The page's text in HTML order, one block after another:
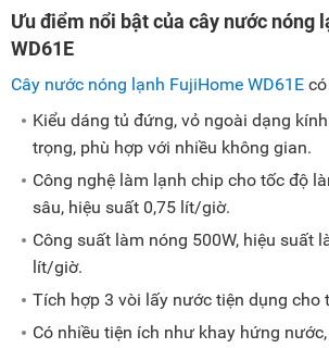
Ưu điểm nổi bật của cây nước nóng
WD61E
Cây nước nóng lạnh FujiHome WD61E
Kiểu dáng tủ đứng, vỏ ngoài dạng
trọng, phù hợp với nhiều không gian.
Công nghệ làm lạnh chip cho tốc độ
sâu, hiệu suất 0,75 lít/giờ.
Công suất làm nóng 500W, hiệu suất
lít/giờ.
Tích hợp 3 vòi lấy nước tiện dụng cho
Có nhiều tiện ích như khay hứng